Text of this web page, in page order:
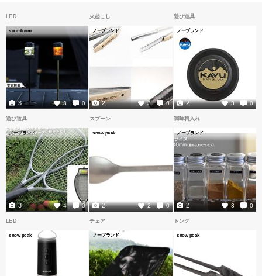
LED
soomloom
3 0
3
火起こし
ノーブランド
3 0
2
遊び道具
ノーブランド
3 0
2
遊び道具
ノーブランド
4 0
3
スプーン
snow peak
2 0
2
調味料入れ
ノーブランド
3 0
2
LED
snow peak
チェア
ノーブランド
トング
snow peak